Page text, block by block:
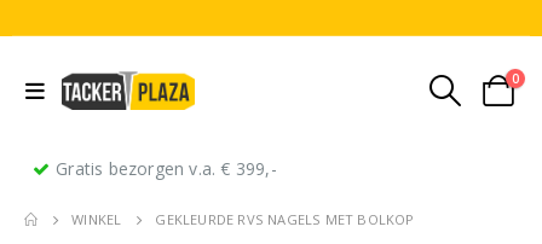
0
Gratis bezorgen v.a. € 399,-
WINKEL GEKLEURDE RVS NAGELS MET BOLKOP